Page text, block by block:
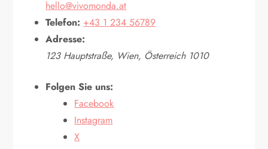
hello@vivomonda.at
Telefon: +43 1 234 56789
Adresse:
123 Hauptstraße, Wien, Österreich 1010
Folgen Sie uns:
Facebook
Instagram
X